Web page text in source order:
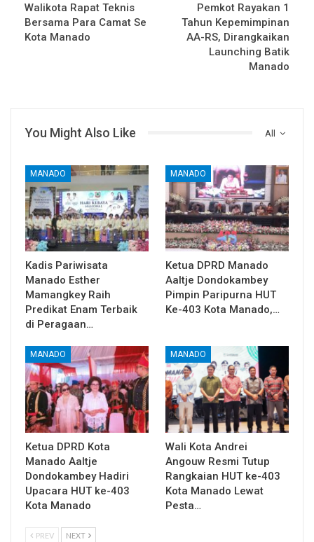
Walikota Rapat Teknis
Bersama Para Camat Se
Kota Manado
Pemkot Rayakan 1
Tahun Kepemimpinan
AA-RS, Dirangkaikan
Launching Batik
Manado
All
You Might Also Like
MANADO
Kadis Pariwisata
Manado Esther
Mamangkey Raih
Predikat Enam Terbaik
di Peragaan…
MANADO
Ketua DPRD Manado
Aaltje Dondokambey
Pimpin Paripurna HUT
Ke-403 Kota Manado,…
MANADO
Ketua DPRD Kota
Manado Aaltje
Dondokambey Hadiri
Upacara HUT ke-403
Kota Manado
MANADO
Wali Kota Andrei
Angouw Resmi Tutup
Rangkaian HUT ke-403
Kota Manado Lewat
Pesta…
PREV NEXT